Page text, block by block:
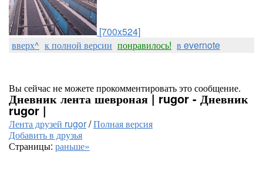
[700x524]
вверх^ к полной версии понравилось! в evernote
Вы сейчас не можете прокомментировать это сообщение.
Дневник лента шевроная | rugor - Дневник
rugor |
Лента друзей rugor/Полная версия
Добавить в друзья
Страницы: раньше»